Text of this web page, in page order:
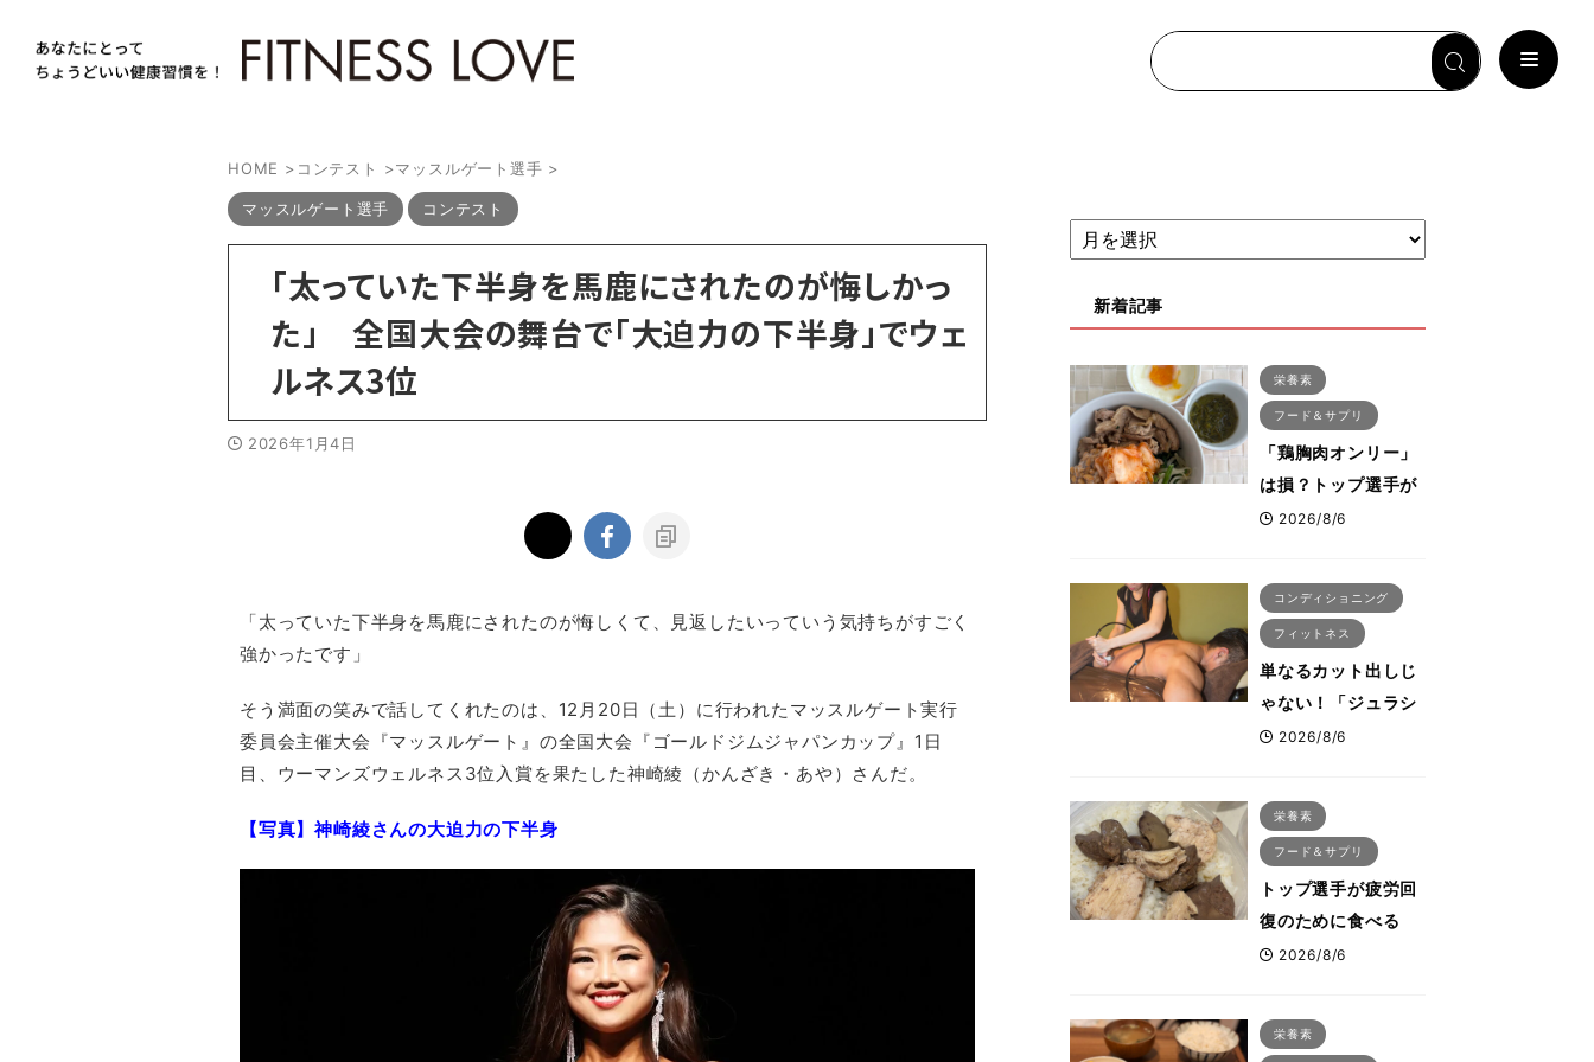
HOME > コンテスト >マッスルゲート選手 >
マッスルゲート選手 コンテスト
「太っていた下半身を馬鹿にされたのが悔しかっ
た」 全国大会の舞台で「大迫力の下半身」でウェ
ルネス3位
2026年1月4日
「太っていた下半身を馬鹿にされたのが悔しくて、見返したいっていう気持ちがすごく
強かったです」
そう満面の笑みで話してくれたのは、12月20日（土）に行われたマッスルゲート実行
委員会主催大会『マッスルゲート』の全国大会『ゴールドジムジャパンカップ』1日
目、ウーマンズウェルネス3位入賞を果たした神崎綾（かんざき・あや）さんだ。
【写真】神崎綾さんの大迫力の下半身
新着記事
栄養素
フード＆サプリ
「鶏胸肉オンリー」
は損？トップ選手が
実践する疲労を残さ
活コンボ
2026/8/6
コンディショニング
フィットネス
単なるカット出しじ
ゃない！「ジュラシ
ック筋膜リリース」
ットした納得の理
由 木澤大祐が解説
2026/8/6
栄養素
フード＆サプリ
トップ選手が疲労回
復のために食べる
「リカバリー飯」と
た鶏レバー活用法
2026/8/6
栄養素